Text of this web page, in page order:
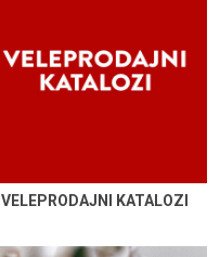
VELEPRODAJNI KATALOZI